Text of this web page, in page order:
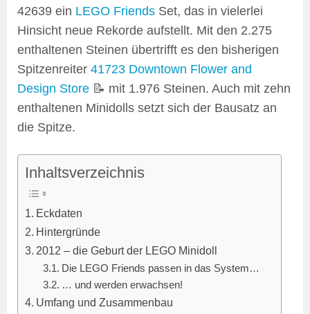
42639 ein LEGO Friends Set, das in vielerlei
Hinsicht neue Rekorde aufstellt. Mit den 2.275
enthaltenen Steinen übertrifft es den bisherigen
Spitzenreiter 41723 Downtown Flower and
Design Store 📝 mit 1.976 Steinen. Auch mit zehn
enthaltenen Minidolls setzt sich der Bausatz an
die Spitze.
Inhaltsverzeichnis
Eckdaten
Hintergründe
2012 – die Geburt der LEGO Minidoll
Die LEGO Friends passen in das System…
… und werden erwachsen!
Umfang und Zusammenbau